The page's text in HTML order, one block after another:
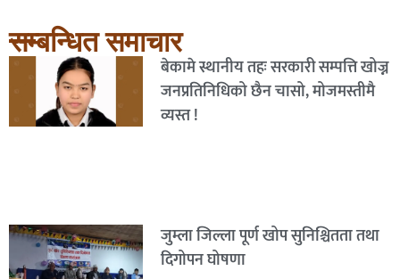
सम्बन्धित समाचार
बेकामे स्थानीय तहः सरकारी सम्पत्ति खोज्न
जनप्रतिनिधिको छैन चासो, मोजमस्तीमै
व्यस्त !
जुम्ला जिल्ला पूर्ण खोप सुनिश्चितता तथा
दिगोपन घोषणा